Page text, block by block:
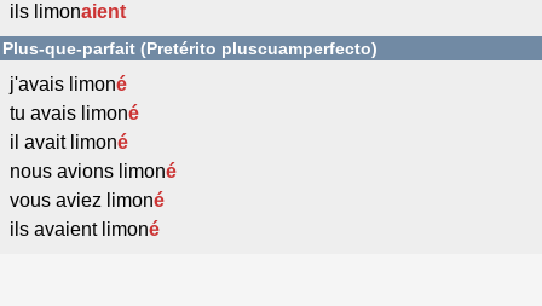
ils limonaient
Plus-que-parfait (Pretérito pluscuamperfecto)
j'avais limoné
tu avais limoné
il avait limoné
nous avions limoné
vous aviez limoné
ils avaient limoné